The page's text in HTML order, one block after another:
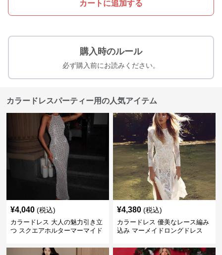
カートに追加する
購入時のルール
必ず購入前にお読みください。
カラードレスパーティー用の人気アイテム
¥4,040 (税込)
カラードレス 大人の魅力引き立
つ スクエアホルターマーマイド
¥4,380 (税込)
カラードレス 優美なレース編み
込み マーメイドロングドレス